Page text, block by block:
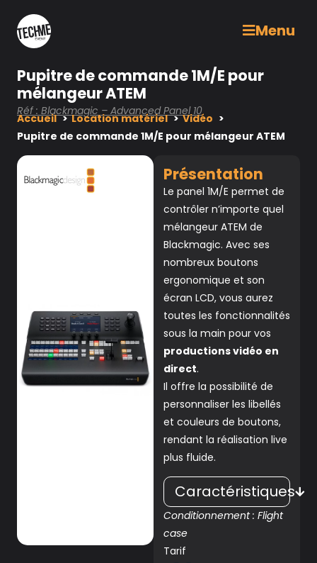
Menu
Pupitre de commande 1M/E pour
mélangeur ATEM
Réf : Blackmagic – Advanced Panel 10
Accueil Location matériel
Vidéo
Pupitre de commande 1M/E pour mélangeur ATEM
Présentation
Le panel 1M/E permet de
contrôler n’importe quel
mélangeur ATEM de
Blackmagic. Avec ses
nombreux boutons
ergonomique et son
écran LCD, vous aurez
toutes les fonctionnalités
sous la main pour vos
productions vidéo en
direct.
Il offre la possibilité de
personnaliser les libellés
et couleurs de boutons,
rendant la réalisation live
plus fluide.
Caractéristiques
Conditionnement : Flight
case
Tarif